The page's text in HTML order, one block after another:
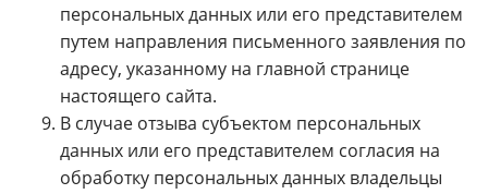
персональных данных или его представителем
путем направления письменного заявления по
адресу, указанному на главной странице
настоящего сайта.
В случае отзыва субъектом персональных
данных или его представителем согласия на
обработку персональных данных владельцы